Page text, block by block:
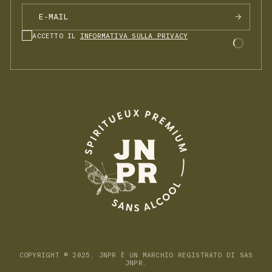
ACCETTO IL INFORMATIVA SULLA PRIVACY
COPYRIGHT © 2025, JNPR È UN MARCHIO REGISTRATO DI SAS
JNPR.